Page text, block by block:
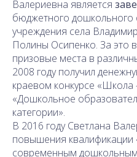
Валериевна является
бюджетного дошкольного
учреждения села
Полины Осипенко. За это
призовые места в
2008 году получил
краевом конкурсе
«Дошкольное
категории».
В 2016 году Светлана
повышения квалификации
современным